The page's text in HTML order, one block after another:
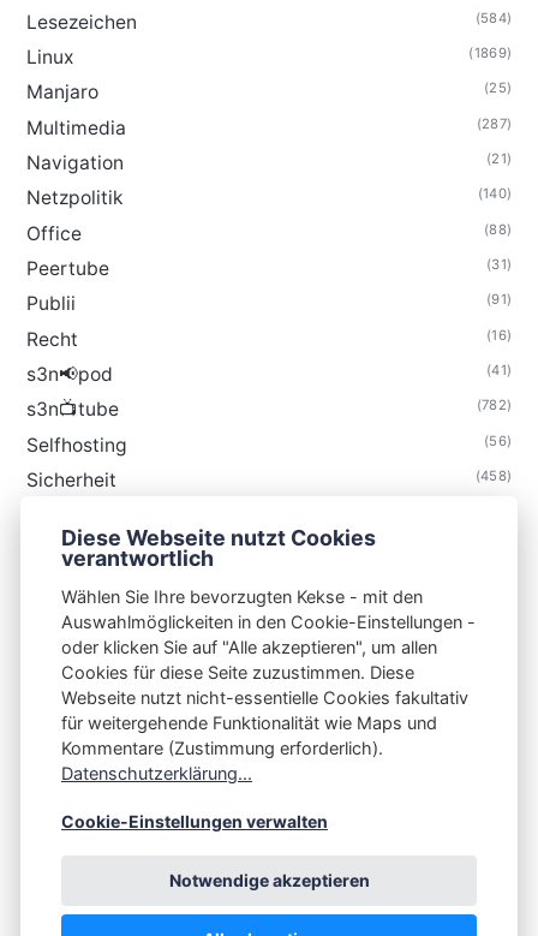
Lesezeichen (584)
Linux (1869)
Manjaro (25)
Multimedia (287)
Navigation (21)
Netzpolitik (140)
Office (88)
Peertube (31)
Publii (91)
Recht (16)
s3n📢pod (41)
s3n📺tube (782)
Selfhosting (56)
Sicherheit (458)
Thunderbird
S3N🧩NET
Integrating Open-Source Blog Network (iOSBN)
Impressum
Kontakt
Diese Webseite nutzt Cookies
verantwortlich
Wählen Sie Ihre bevorzugten Kekse - mit den
Auswahlmöglickeiten in den Cookie-Einstellungen -
oder klicken Sie auf "Alle akzeptieren", um allen
Cookies für diese Seite zuzustimmen. Diese
Webseite nutzt nicht-essentielle Cookies fakultativ
für weitergehende Funktionalität wie Maps und
Kommentare (Zustimmung erforderlich).
Datenschutzerklärung...
Cookie-Einstellungen verwalten
Notwendige akzeptieren